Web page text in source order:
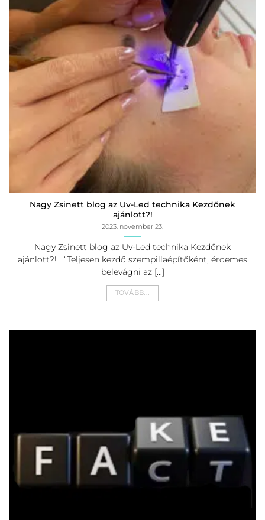
Nagy Zsinett blog az Uv-Led technika Kezdőnek
ajánlott?!
2023. november 23.
Nagy Zsinett blog az Uv-Led technika Kezdőnek
ajánlott?! “Teljesen kezdő szempillaépítőként, érdemes
belevágni az [...]
TOVÁBB...